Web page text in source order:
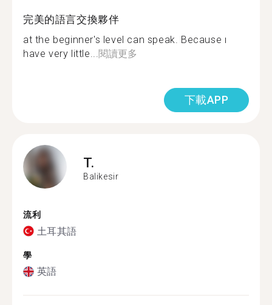
完美的語言交換夥伴
at the beginner's level can speak. Because ı
have very little...閱讀更多
下載APP
T.
Balikesir
流利
土耳其語
學
英語